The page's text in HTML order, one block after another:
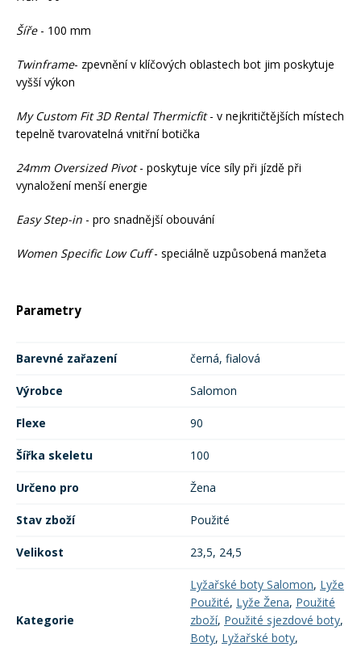
Šíře- 100 mm
Twinframe- zpevnění v klíčových oblastech bot jim poskytuje
vyšší výkon
My Custom Fit 3D Rental Thermicfit- v nejkritičtějších místech
tepelně tvarovatelná vnitřní botička
24mm Oversized Pivot- poskytuje více síly při jízdě při
vynaložení menší energie
Easy Step-in - pro snadnější obouvání
Women Specific Low Cuff- speciálně uzpůsobená manžeta
Parametry
Barevné zařazení černá, fialová
Výrobce Salomon
Flexe 90
Šířka skeletu 100
Určeno pro Žena
Stav zboží Použité
Velikost 23,5, 24,5
Kategorie
Lyžařské boty Salomon, Lyže
Použité, Lyže Žena, Použité
zboží, Použité sjezdové boty,
Boty, Lyžařské boty,